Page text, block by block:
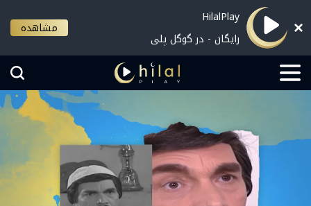
HilalPlay
رایگان - در گوگل پلی
مشاهده